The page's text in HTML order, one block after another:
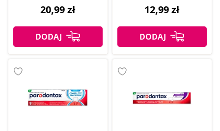
20,99 zł 12,99 zł